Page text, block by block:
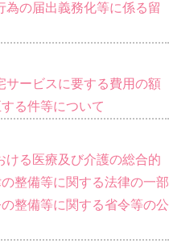
為の届出義務化等に係る留
サービスに要する費用の額
る件等について
ける医療及び介護の総合的
整備等に関する法律の一部
整備等に関する省令等の公